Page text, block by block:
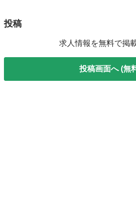
投稿
求人情報を無料で掲
投稿画面へ (無